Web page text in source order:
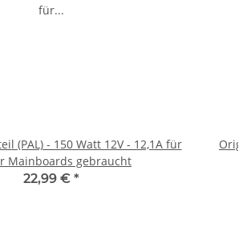
(PAL) - 150 Watt 12V - 12,1A für
Mainboards gebraucht
22,99 € *